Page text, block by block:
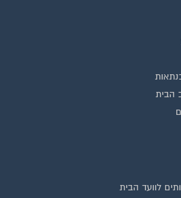
הבית
לוועד הבית